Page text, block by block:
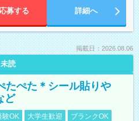
応募する 詳細へ
掲載日：2026.08.06
未読
たぺた＊シール貼りや
ど
験OK 大学生歓迎
ブランクOK